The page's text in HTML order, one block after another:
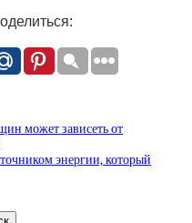
может зависеть от
энергии, который